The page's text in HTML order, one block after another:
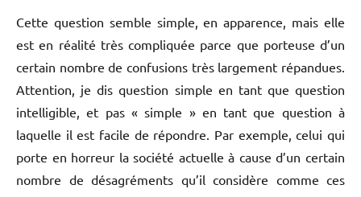
Cette question semble simple, en apparence, mais elle
est en réalité très compliquée parce que porteuse d’un
certain nombre de confusions très largement répandues.
Attention, je dis question simple en tant que question
intelligible, et pas « simple » en tant que question à
laquelle il est facile de répondre. Par exemple, celui qui
porte en horreur la société actuelle à cause d’un certain
nombre de désagréments qu’il considère comme ces